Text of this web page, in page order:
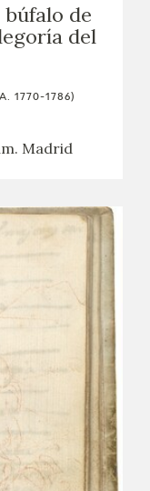
búfalo de
del
1770-1786)
Madrid